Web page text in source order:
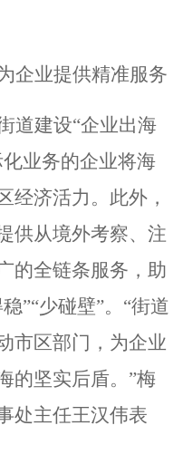
企业提供精准服务
道建设“企业出海
业务的企业将海
经济活力。此外，
供从境外考察、注
的全链条服务，助
”“少碰壁”。“街道
市区部门，为企业
的坚实后盾。”梅
处主任王汉伟表